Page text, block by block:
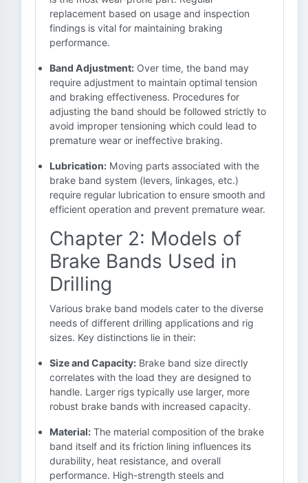
replacement based on usage and inspection
findings is vital for maintaining braking
performance.
Band Adjustment: Over time, the band may
require adjustment to maintain optimal tension
and braking effectiveness. Procedures for
adjusting the band should be followed strictly to
avoid improper tensioning which could lead to
premature wear or ineffective braking.
Lubrication: Moving parts associated with the
brake band system (levers, linkages, etc.)
require regular lubrication to ensure smooth and
efficient operation and prevent premature wear.
Chapter 2: Models of
Brake Bands Used in
Drilling
Various brake band models cater to the diverse
needs of different drilling applications and rig
sizes. Key distinctions lie in their:
Size and Capacity: Brake band size directly
correlates with the load they are designed to
handle. Larger rigs typically use larger, more
robust brake bands with increased capacity.
Material: The material composition of the brake
band itself and its friction lining influences its
durability, heat resistance, and overall
performance. High-strength steels and